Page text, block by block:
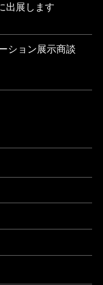
出展します
ション展⽰商談